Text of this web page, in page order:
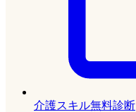
介護スキル無料診断